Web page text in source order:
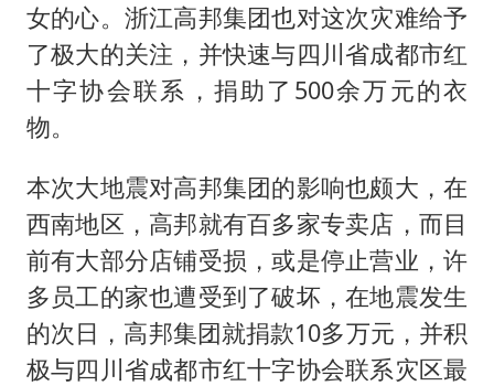
今年已有4位周星驰电影配角去世
哪吒汽车南宁工厂设备降价20%拍卖
五粮液渠道价一箱上涨近百元
泰国一女公务员妆容引争议 本人回应
80后女柜员逆袭成4200亿银行副行长
女子利用漏洞0元薅走3000多件家电
24小时不关空调 电费会更低吗
奋进开新局 实干挑大梁
女的心。浙江高邦集团也对这次灾难给予
了极大的关注，并快速与四川省成都市红
十字协会联系，捐助了500余万元的衣
物。
本次大地震对高邦集团的影响也颇大，在
西南地区，高邦就有百多家专卖店，而目
前有大部分店铺受损，或是停止营业，许
多员工的家也遭受到了破坏，在地震发生
的次日，高邦集团就捐款10多万元，并积
极与四川省成都市红十字协会联系灾区最